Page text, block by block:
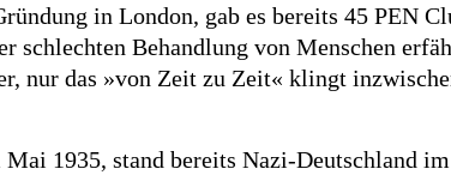
in London, gab es bereits 45 PEN
schlechten Behandlung von Menschen
nur das »von Zeit zu Zeit« klingt
1935, stand bereits Nazi-Deutschland